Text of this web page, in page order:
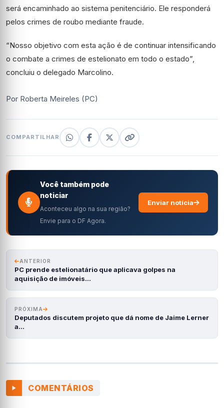
será encaminhado ao sistema penitenciário. Ele responderá
pelos crimes de roubo mediante fraude.
“Nosso objetivo com esta ação é de continuar intensificando
o combate a crimes de estelionato em todo o estado”,
concluiu o delegado Marcolino.
Por Roberta Meireles (PC)
COMPARTILHAR
Você também pode
noticiar
Aconteceu algo na sua região?
Envie para o DF Agora.
Enviar notícia
ANTERIOR
PC prende estelionatário que aplicava golpes na
aquisição de imóveis…
PRÓXIMA
Deputados discutem projeto que dá nome de Jaime Lerner
a…
COMENTÁRIOS